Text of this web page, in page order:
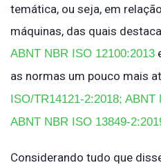
temática, ou seja, em
máquinas, das quais
ABNT NBR ISO 12100:2013
as normas um pouco mais
ISO/TR14121-2:2018; ABNT
ABNT NBR ISO 13849-
Considerando tudo que